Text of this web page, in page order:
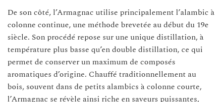
De son côté, l’Armagnac utilise principalement l’alambic à
colonne continue, une méthode brevetée au début du 19e
siècle. Son procédé repose sur une unique distillation, à
température plus basse qu’en double distillation, ce qui
permet de conserver un maximum de composés
aromatiques d’origine. Chauffé traditionnellement au
bois, souvent dans de petits alambics à colonne courte,
l’Armagnac se révèle ainsi riche en saveurs puissantes,